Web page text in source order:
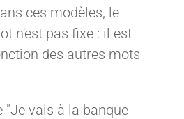
ces modèles, le
n'est pas fixe : il est
des autres mots
"Je vais à la banque